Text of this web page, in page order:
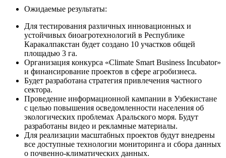
Ожидаемые результаты:
Для тестирования различных инновационных и
устойчивых биоагротехнологий в Республике
Каракалпакстан будет создано 10 участков общей
площадью 3 га.
Организация конкурса «Climate Smart Business Incubator»
и финансирование проектов в сфере агробизнеса.
Будет разработана стратегия привлечения частного
сектора.
Проведение информационной кампании в Узбекистане
с целью повышения осведомленности населения об
экологических проблемах Аральского моря. Будут
разработаны видео и рекламные материалы.
Для реализации масштабных проектов будут внедрены
все доступные технологии мониторинга и сбора данных
о почвенно-климатических данных.